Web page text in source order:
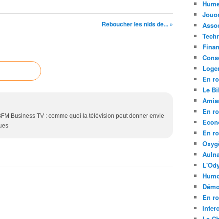
Reboucher les nids de... »
Business TV : comme quoi la télévision peut donner envie
En
Le
En
En
En